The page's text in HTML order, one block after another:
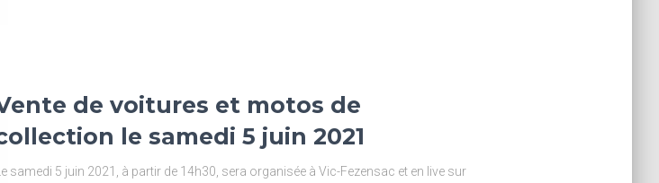
de voitures et motos de
le samedi 5 juin 2021
Le samedi 5 juin 2021, à partir de 14h30, sera organisée à Vic-Fezensac et en live sur